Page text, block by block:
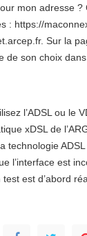
mon adresse ?
: https://
Sur la
de son choix
l’ADSL ou le
xDSL de
technologie
l’interface est
est d’abord